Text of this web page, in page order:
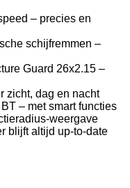
– precies en
schijfremmen –
Guard 26x2.15 –
zicht, dag en nacht
– met smart functies
weergave
blijft altijd up-to-date